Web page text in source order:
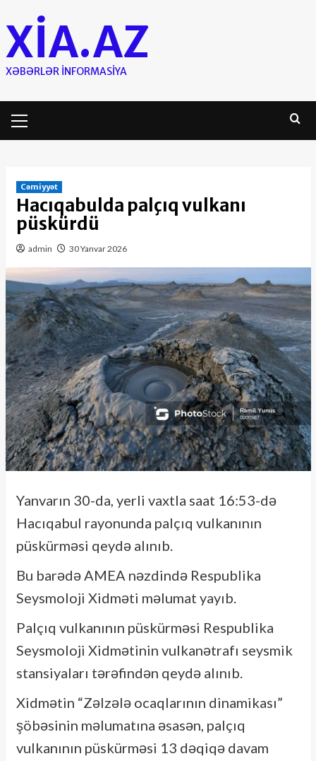
to
content
XIA.AZ
XƏBƏRLƏR INFORMASIYA
Menu
Cəmiyyət
Hacıqabulda palçıq vulkanı
püskürdü
admin 30 Yanvar 2026
Yanvarın 30-da, yerli vaxtla saat 16:53-də
Hacıqabul rayonunda palçıq vulkanının
püskürməsi qeydə alınıb.
Bu barədə AMEA nəzdində Respublika
Seysmoloji Xidməti məlumat yayıb.
Palçıq vulkanının püskürməsi Respublika
Seysmoloji Xidmətinin vulkanətrafı seysmik
stansiyaları tərəfindən qeydə alınıb.
Xidmətin “Zəlzələ ocaqlarının dinamikası”
şöbəsinin məlumatına əsasən, palçıq
vulkanının püskürməsi 13 dəqiqə davam